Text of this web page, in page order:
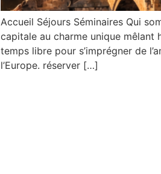
Accueil Séjours Séminaires Qui
capitale au charme unique
temps libre pour s’imprégner de
l’Europe. réserver […]